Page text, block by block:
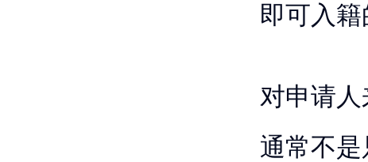
即可入籍
对申请
通常不